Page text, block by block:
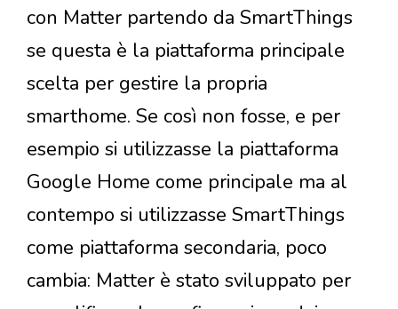
con Matter partendo da SmartThings
se questa è la piattaforma principale
scelta per gestire la propria
smarthome. Se così non fosse, e per
esempio si utilizzasse la piattaforma
Google Home come principale ma al
contempo si utilizzasse SmartThings
come piattaforma secondaria, poco
cambia: Matter è stato sviluppato per